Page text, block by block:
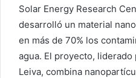
Solar Energy Research
desarrolló un material
en más de 70% los
agua. El proyecto,
Leiva, combina